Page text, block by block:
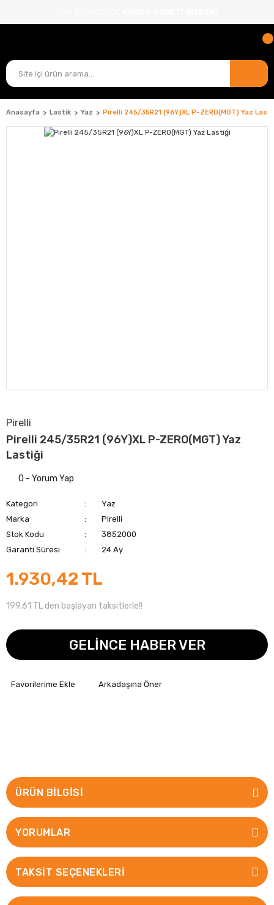
Anasayfa Lastik Yaz Pirelli 245/35R21 (96Y)XL P-ZERO(MGT) Yaz
Pirelli
Pirelli 245/35R21 (96Y)XL P-ZERO(MGT) Yaz
Lastiği
0 - Yorum Yap
Kategori
Yaz
Marka
Pirelli
Stok Kodu
3852000
Garanti Süresi
24 Ay
1.930,42 TL
199,61 TL den başlayan taksitlerle!!
GELİNCE HABER VER
Arkadaşına Öner
ÜRÜN BILGISI
YORUMLAR
TAKSIT SEÇENEKLERI